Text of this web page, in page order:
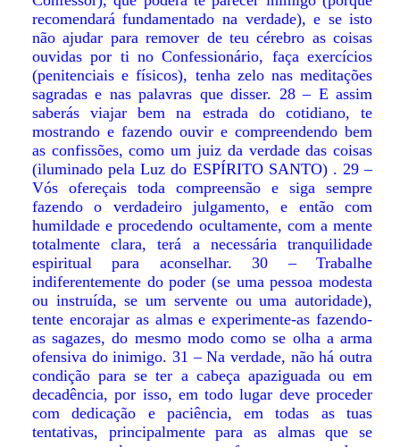
recomendará fundamentado na verdade), e se isto
não ajudar para remover de teu cérebro as coisas
ouvidas por ti no Confessionário, faça exercícios
(penitenciais e físicos), tenha zelo nas meditações
sagradas e nas palavras que disser. 28 – E assim
saberás viajar bem na estrada do cotidiano, te
mostrando e fazendo ouvir e compreendendo bem
as confissões, como um juiz da verdade das coisas
(iluminado pela Luz do ESPÍRITO SANTO) . 29 –
Vós ofereçais toda compreensão e siga sempre
fazendo o verdadeiro julgamento, e então com
humildade e procedendo ocultamente, com a mente
totalmente clara, terá a necessária tranquilidade
espiritual para aconselhar. 30 – Trabalhe
indiferentemente do poder (se uma pessoa modesta
ou instruída, se um servente ou uma autoridade),
tente encorajar as almas e experimente-as fazendo-
as sagazes, do mesmo modo como se olha a arma
ofensiva do inimigo. 31 – Na verdade, não há outra
condição para se ter a cabeça apaziguada ou em
decadência, por isso, em todo lugar deve proceder
com dedicação e paciência, em todas as tuas
tentativas, principalmente para as almas que se